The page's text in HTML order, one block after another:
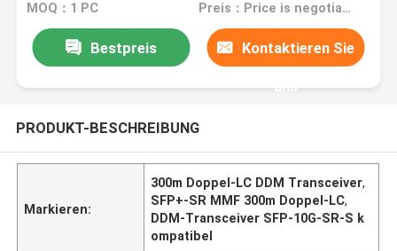
MOQ：1 PC Preis：Price is negotiable
Bestpreis Kontaktieren Sie
uns
PRODUKT-BESCHREIBUNG
Markieren:
300m Doppel-LC DDM Transceiver,
SFP+-SR MMF 300m Doppel-LC,
DDM-Transceiver SFP-10G-SR-S k
ompatibel